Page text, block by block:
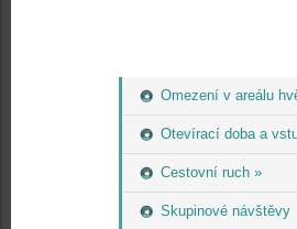
Omezení v areálu
Otevírací doba a
Cestovní ruch »
Skupinové návštěvy